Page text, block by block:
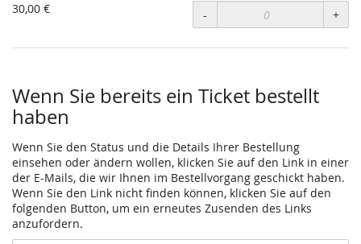
30,00 €
- +
Wenn Sie bereits ein Ticket bestellt
haben
Wenn Sie den Status und die Details Ihrer Bestellung
einsehen oder ändern wollen, klicken Sie auf den Link in einer
der E-Mails, die wir Ihnen im Bestellvorgang geschickt haben.
Wenn Sie den Link nicht finden können, klicken Sie auf den
folgenden Button, um ein erneutes Zusenden des Links
anzufordern.